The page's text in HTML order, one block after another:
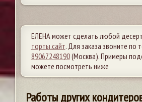
ЕЛЕНА может сделать любой
торты.сайт. Для заказа звоните по
89067248190(Москва). Примеры
можете посмотреть ниже
Работы других